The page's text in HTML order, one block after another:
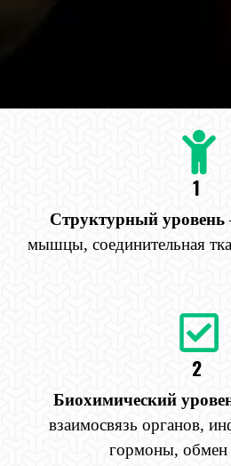
1
Структурный уровень
мышцы, соединительная
2
Биохимический
взаимосвязь органов,
гормоны, обмен